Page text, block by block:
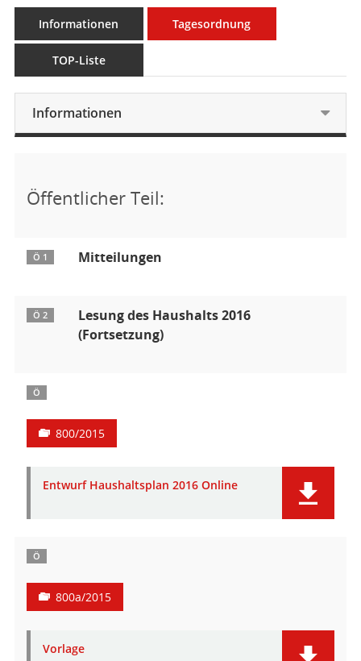
Informationen Tagesordnung
TOP-Liste
Informationen
Öffentlicher Teil:
Ö 1 Mitteilungen
Ö 2
Lesung des Haushalts 2016
(Fortsetzung)
Ö
800/2015
Entwurf Haushaltsplan 2016 Online
Ö
800a/2015
Vorlage